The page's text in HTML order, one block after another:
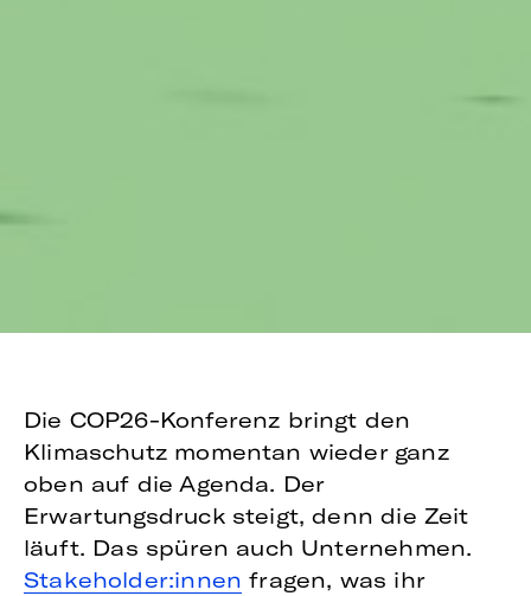
Die COP26-Konferenz bringt den
Klimaschutz momentan wieder ganz
oben auf die Agenda. Der
Erwartungsdruck steigt, denn die Zeit
läuft. Das spüren auch Unternehmen.
Stakeholder:innen fragen, was ihr